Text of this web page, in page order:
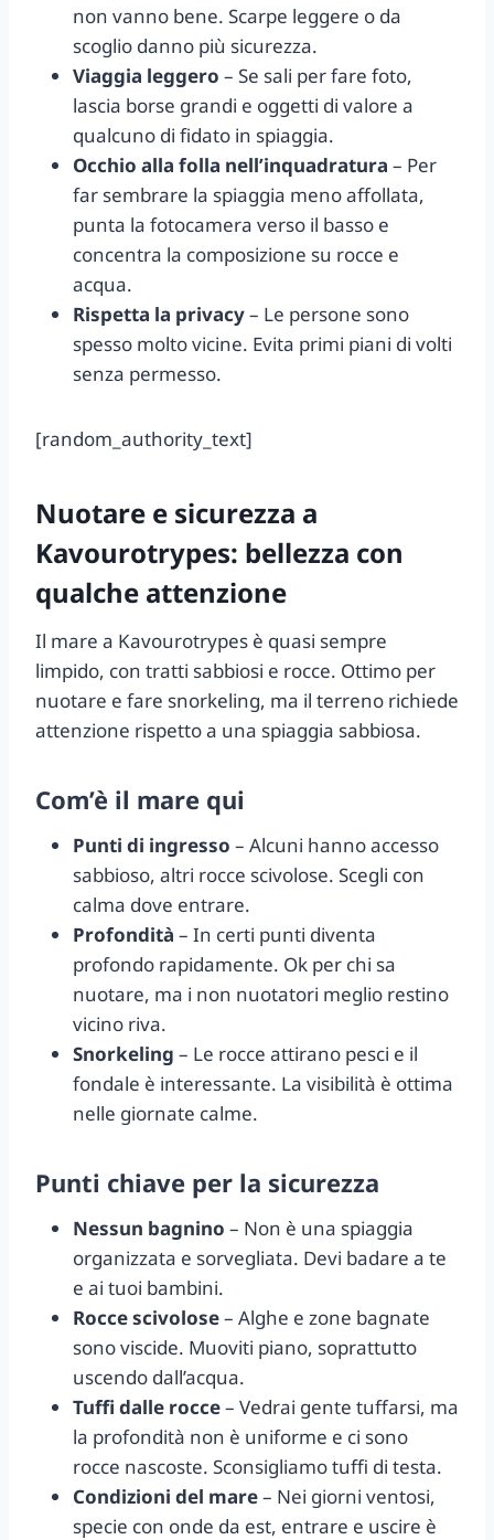
non vanno bene. Scarpe leggere o da
scoglio danno più sicurezza.
Viaggia leggero – Se sali per fare foto,
lascia borse grandi e oggetti di valore a
qualcuno di fidato in spiaggia.
Occhio alla folla nell’inquadratura – Per
far sembrare la spiaggia meno affollata,
punta la fotocamera verso il basso e
concentra la composizione su rocce e
acqua.
Rispetta la privacy– Le persone sono
spesso molto vicine. Evita primi piani di volti
senza permesso.
[random_authority_text]
Nuotare e sicurezza a
Kavourotrypes: bellezza con
qualche attenzione
Il mare a Kavourotrypes è quasi sempre
limpido, con tratti sabbiosi e rocce. Ottimo per
nuotare e fare snorkeling, ma il terreno richiede
attenzione rispetto a una spiaggia sabbiosa.
Com’è il mare qui
Punti di ingresso – Alcuni hanno accesso
sabbioso, altri rocce scivolose. Scegli con
calma dove entrare.
Profondità – In certi punti diventa
profondo rapidamente. Ok per chi sa
nuotare, ma i non nuotatori meglio restino
vicino riva.
Snorkeling – Le rocce attirano pesci e il
fondale è interessante. La visibilità è ottima
nelle giornate calme.
Punti chiave per la sicurezza
Nessun bagnino – Non è una spiaggia
organizzata e sorvegliata. Devi badare a te
e ai tuoi bambini.
Rocce scivolose– Alghe e zone bagnate
sono viscide. Muoviti piano, soprattutto
uscendo dall’acqua.
Tuffi dalle rocce– Vedrai gente tuffarsi, ma
la profondità non è uniforme e ci sono
rocce nascoste. Sconsigliamo tuffi di testa.
Condizioni del mare– Nei giorni ventosi,
specie con onde da est, entrare e uscire è